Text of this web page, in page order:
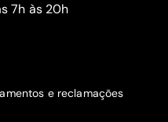
7h às 20h
e reclamações